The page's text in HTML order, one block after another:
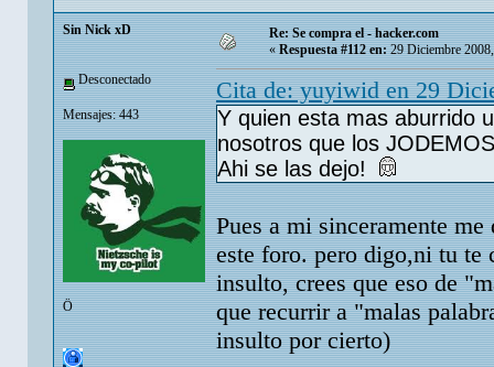
Sin Nick xD
Desconectado
Mensajes: 443
Ö
Re: Se compra el - hacker.com
«Respuesta #112 en:29 Diciembre
Cita de: yuyiwid en 29
Y quien esta mas aburrido
nosotros que los
Ahi se las dejo!
Pues a mi sinceramente
este foro. pero digo,ni tu te
insulto, crees que eso de
que recurrir a "malas
insulto por cierto)